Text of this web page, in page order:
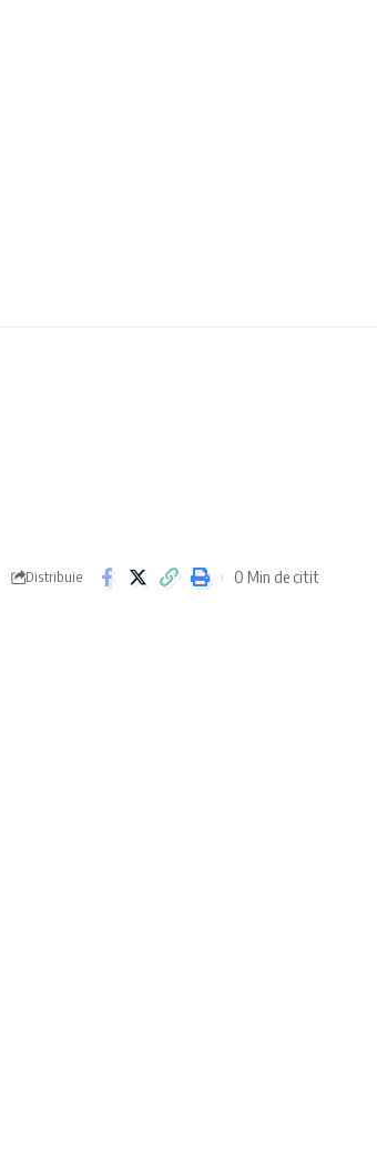
Distribuie 0 Min de citit